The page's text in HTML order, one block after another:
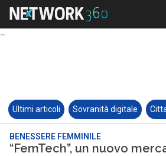
Ultimi articoli Sovranità digitale
BENESSERE FEMMINILE
“FemTech”, un nuovo